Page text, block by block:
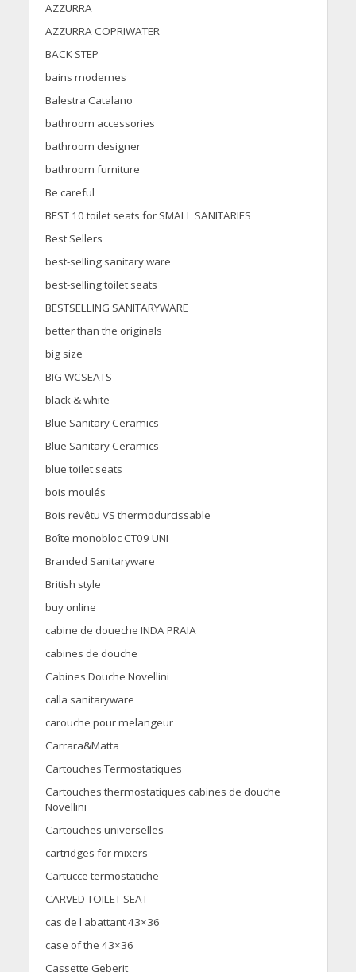
AZZURRA
AZZURRA COPRIWATER
BACK STEP
bains modernes
Balestra Catalano
bathroom accessories
bathroom designer
bathroom furniture
Be careful
BEST 10 toilet seats for SMALL SANITARIES
Best Sellers
best-selling sanitary ware
best-selling toilet seats
BESTSELLING SANITARYWARE
better than the originals
big size
BIG WCSEATS
black & white
Blue Sanitary Ceramics
Blue Sanitary Ceramics
blue toilet seats
bois moulés
Bois revêtu VS thermodurcissable
Boîte monobloc CT09 UNI
Branded Sanitaryware
British style
buy online
cabine de doueche INDA PRAIA
cabines de douche
Cabines Douche Novellini
calla sanitaryware
carouche pour melangeur
Carrara&Matta
Cartouches Termostatiques
Cartouches thermostatiques cabines de douche
Novellini
Cartouches universelles
cartridges for mixers
Cartucce termostatiche
CARVED TOILET SEAT
cas de l'abattant 43×36
case of the 43×36
Cassette Geberit